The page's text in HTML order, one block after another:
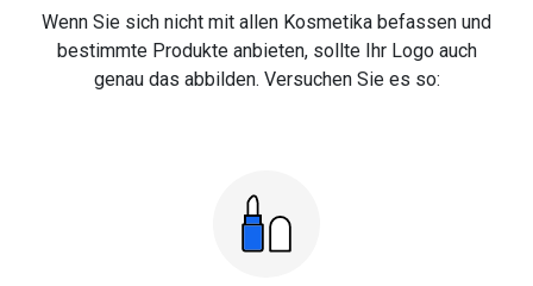
Wenn Sie sich nicht mit allen Kosmetika befassen und
bestimmte Produkte anbieten, sollte Ihr Logo auch
genau das abbilden. Versuchen Sie es so: